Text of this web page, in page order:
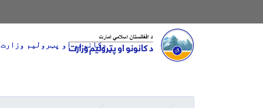
Main navigation
دکانونو او پټرولیم وزارت